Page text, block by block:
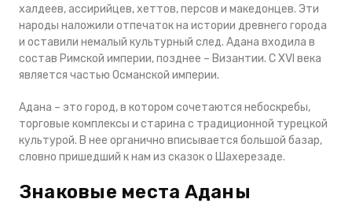
халдеев, ассирийцев, хеттов, персов и македонцев. Эти
народы наложили отпечаток на истории древнего города
и оставили немалый культурный след. Адана входила в
состав Римской империи, позднее – Византии. С XVI века
является частью Османской империи.
Адана – это город, в котором сочетаются небоскребы,
торговые комплексы и старина с традиционной турецкой
культурой. В нее органично вписывается большой базар,
словно пришедший к нам из сказок о Шахерезаде.
Знаковые места Аданы